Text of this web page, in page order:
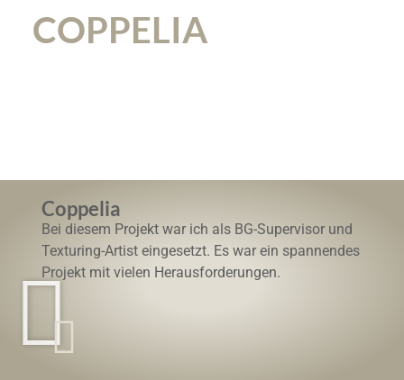
COPPELIA
Coppelia
Bei diesem Projekt war ich als BG-Supervisor und
Texturing-Artist eingesetzt. Es war ein spannendes
Projekt mit vielen Herausforderungen.